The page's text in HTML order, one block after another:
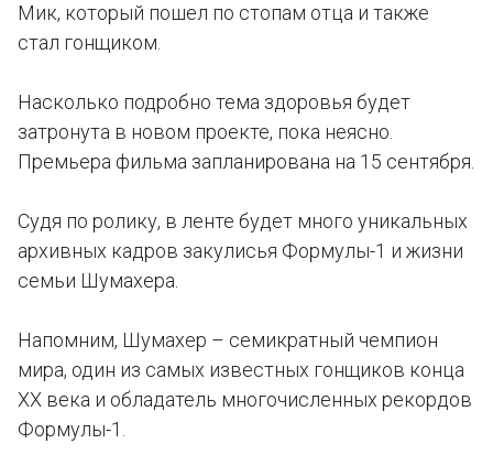
Мик, который пошел по стопам отца и также
стал гонщиком.
Насколько подробно тема здоровья будет
затронута в новом проекте, пока неясно.
Премьера фильма запланирована на 15 сентября.
Судя по ролику, в ленте будет много уникальных
архивных кадров закулисья Формулы-1 и жизни
семьи Шумахера.
Напомним, Шумахер – семикратный чемпион
мира, один из самых известных гонщиков конца
XX века и обладатель многочисленных рекордов
Формулы-1.